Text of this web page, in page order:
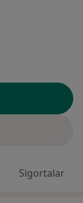
Sigortalar